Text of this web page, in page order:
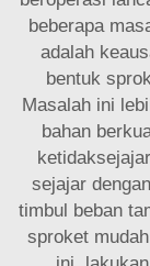
beberapa
adalah
bentuk
Masalah ini
bahan
sejajar
timbul beban
sproket